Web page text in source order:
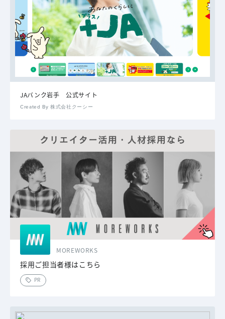
JAバンク岩手 公式サイト
Created By 株式会社クーシー
MOREWORKS
採用ご担当者様はこちら
PR